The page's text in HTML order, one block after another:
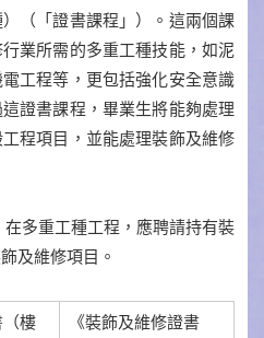
（「證書課程」）。這兩個課
業所需的多重工種技能，如泥
工程等，更包括強化安全意識
證書課程，畢業生將能夠處理
程項目，並能處理裝飾及維修
多重工種工程，應聘請持有裝
及維修項目。
（樓
《裝飾及維修證書